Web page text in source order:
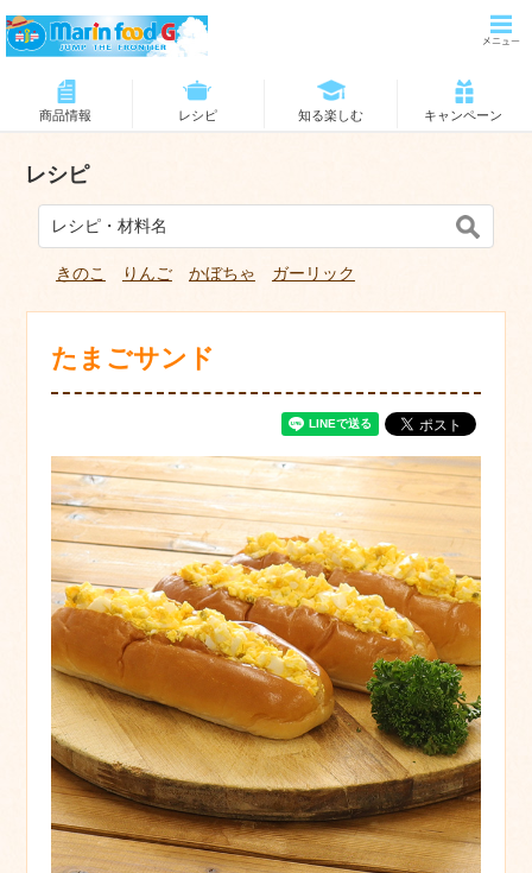
商品情報 レシピ 知る楽しむ キャンペーン
レシピ
きのこ りんご かぼちゃ ガーリック
たまごサンド